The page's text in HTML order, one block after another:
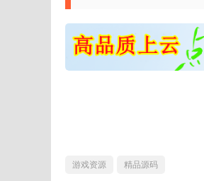
游戏资源 精品源码